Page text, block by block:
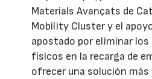
Materials Avançats de
Mobility Cluster y el
apostado por eliminar
físicos en la recarga de
ofrecer una solución